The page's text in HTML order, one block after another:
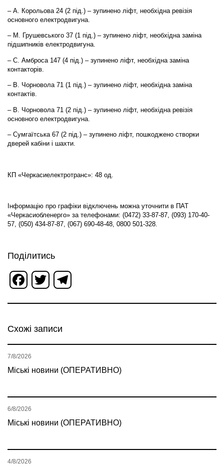
– А. Корольова 24 (2 під.) – зупинено ліфт, необхідна ревізія
основного електродвигуна.
– М. Грушевського 37 (1 під.) – зупинено ліфт, необхідна заміна
підшипників електродвигуна.
– С. Амброса 147 (4 під.) – зупинено ліфт, необхідна заміна
контакторів.
– В. Чорновола 71 (1 під.) – зупинено ліфт, необхідна заміна
контактів.
– В. Чорновола 71 (2 під.) – зупинено ліфт, необхідна ревізія
основного електродвигуна.
– Сумгаїтська 67 (2 під.) – зупинено ліфт, пошкоджено створки
дверей кабіни і шахти.
КП «Черкасиелектротранс»: 48 од.
Інформацію про графіки відключень можна уточнити в ПАТ
«Черкасиобленерго» за телефонами: (0472) 33-87-87, (093) 170-40-
57, (050) 434-87-87, (067) 690-48-48, 0800 501-328.
Поділитись
Facebook
Twitter
Схожі записи
Міські новини (ОПЕРАТИВНО)
7/8/2026
Міські новини (ОПЕРАТИВНО)
6/8/2026
4/8/2026